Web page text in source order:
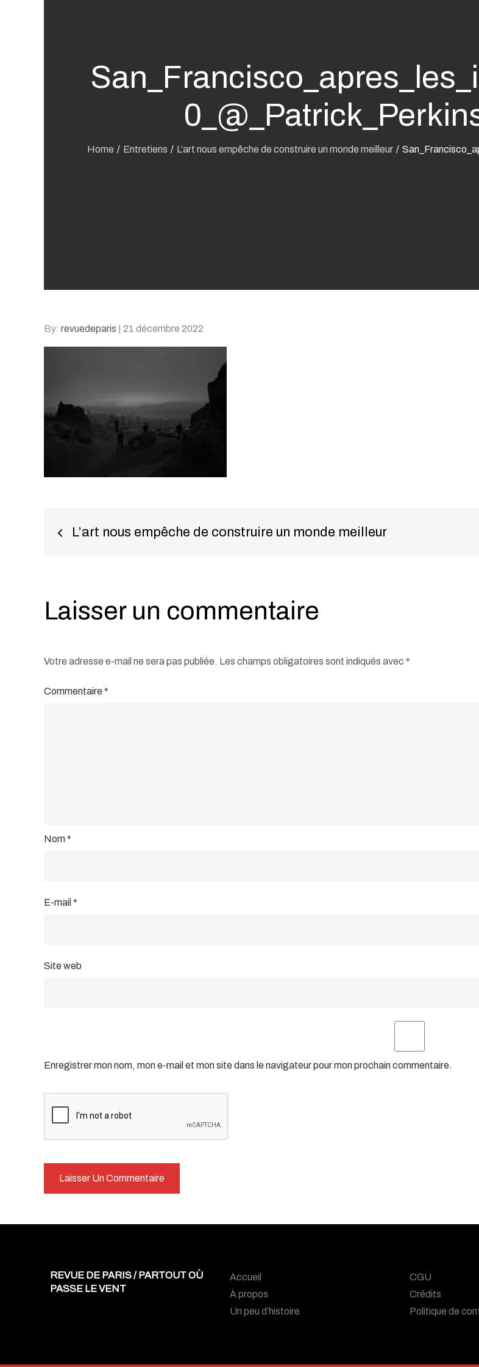
Home Entretiens L’art nous empêche de construire un monde meilleur
By: revuedeparis
Posted
on
21 décembre 2022
Navigation
l’article
L’art nous empêche de construire un monde meilleur
Laisser un commentaire
Votre adresse e-mail ne sera pas publiée. Les champs obligatoires sont indiqués avec *
Commentaire *
Nom *
E-mail *
Site web
Enregistrer mon nom, mon e-mail et mon site dans le navigateur pour mon prochain commentaire.
REVUE DE PARIS / PARTOUT OÙ
PASSE LE VENT
Accueil
À propos
Un peu d’histoire
CGU
Crédits
Politique de